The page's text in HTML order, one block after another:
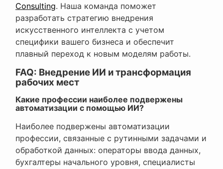
Consulting. Наша команда поможет
разработать стратегию внедрения
искусственного интеллекта с учетом
специфики вашего бизнеса и обеспечит
плавный переход к новым моделям работы.
FAQ: Внедрение ИИ и трансформация
рабочих мест
Какие профессии наиболее подвержены
автоматизации с помощью ИИ?
Наиболее подвержены автоматизации
профессии, связанные с рутинными задачами и
обработкой данных: операторы ввода данных,
бухгалтеры начального уровня, специалисты